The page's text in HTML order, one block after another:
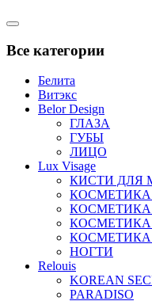
Catalog
Все категории
Белита
Витэкс
Belor Design
ГЛАЗА
ГУБЫ
ЛИЦО
Lux Visage
КИСТИ ДЛЯ
КОСМЕТИКА
КОСМЕТИКА
КОСМЕТИКА
НОГТИ
Relouis
KOREAN
PARADISO